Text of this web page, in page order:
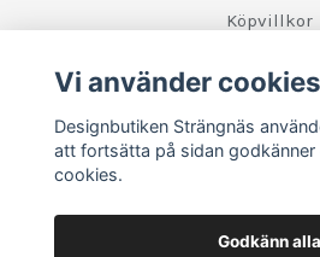
Köpvillkor
Sociala
Vi använder cookies
Designbutiken Strängnäs
att fortsätta på sidan godkänner
cookies.
Godkänn alla